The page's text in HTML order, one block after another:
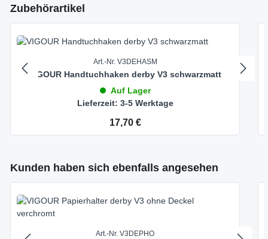
Produktgalerie überspringen
Zubehörartikel
Art.-Nr. V3DEHASM
VIGOUR Handtuchhaken derby V3 schwarzmatt
Auf Lager
Lieferzeit: 3-5 Werktage
Regulärer Preis:
17,70 €
Produktgalerie überspringen
Kunden haben sich ebenfalls angesehen
Art.-Nr. V3DEPHO